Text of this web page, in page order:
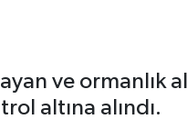
ve ormanlık
altına alındı.